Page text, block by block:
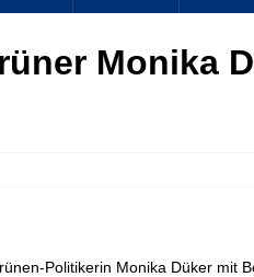
Monika
Politikerin Monika Düker mit